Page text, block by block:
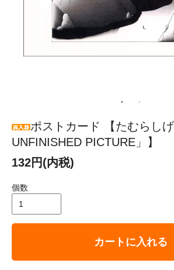
ポストカード 【たむらし
UNFINISHED PICTURE」】
132円(内税)
個数
カートに入れる